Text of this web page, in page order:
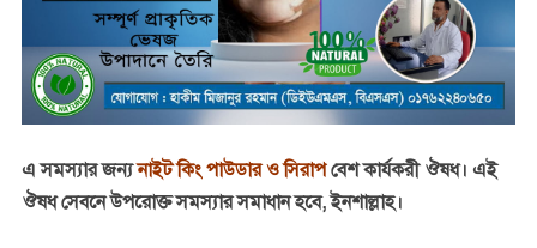
এ সমস্যার জন্যনাইট কিং পাউডার ও সিরাপবেশ কার্যকরী ঔষধ। এই
ঔষধ সেবনে উপরোক্ত সমস্যার সমাধান হবে, ইনশাল্লাহ।